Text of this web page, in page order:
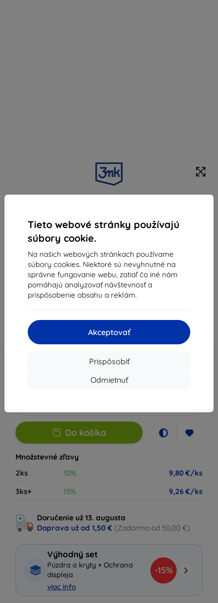
Tieto webové stránky používajú
súbory cookie.
Na našich webových stránkach používame
súbory cookies. Niektoré sú nevyhnutné na
správne fungovanie webu, zatiaľ čo iné nám
pomáhajú analyzovať návštevnosť a
prispôsobenie obsahu a reklám.
Akceptovať
Prispôsobiť
Odmietnuť
3MK Silky Matt Pro ochranná matná fólia pre
Vhodné pre: Apple iPhone 16 Pro Max
Matná ochranná fólia pre iPhone 16 Pro Max – hodvábny
povrch, proti odtlačkom, zvýšená odolnosť až 400%, mokrá
inštalácia, kompatibilná s puzdrom.
Popis a špecifikácia
10,90 €
Cena bez DPH
Do košíka
Množstevné zľavy
2ks
10%
9,80 €/ks
3ks+
15% 9,26 €/ks
Doručenie už 13. augusta
Doprava už od 1,50 € (Zadarmo od 50,00 €)
Výhodný set
Púzdra a kryty + Ochrana
displeja
viac info
-15%